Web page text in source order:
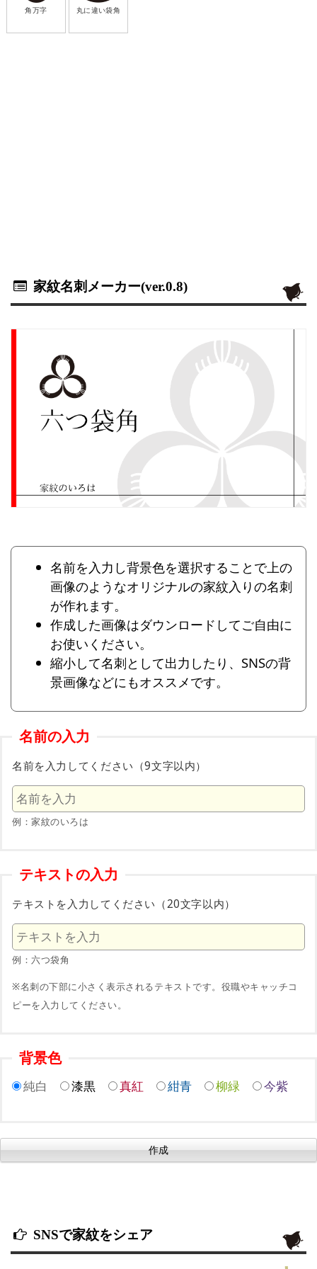
角万字 丸に違い袋角
家紋名刺メーカー(ver.0.8)
名前を入力し背景色を選択することで上の
画像のようなオリジナルの家紋入りの名刺
が作れます。
作成した画像はダウンロードしてご自由に
お使いください。
縮小して名刺として出力したり、SNSの背
景画像などにもオススメです。
名前の入力
名前を入力してください（9文字以内）
例：家紋のいろは
テキストの入力
テキストを入力してください（20文字以内）
例：六つ袋角
※名刺の下部に小さく表示されるテキストです。役職やキャッチコ
ピーを入力してください。
背景色
純白 漆黒 真紅 紺青 柳緑 今紫
SNSで家紋をシェア